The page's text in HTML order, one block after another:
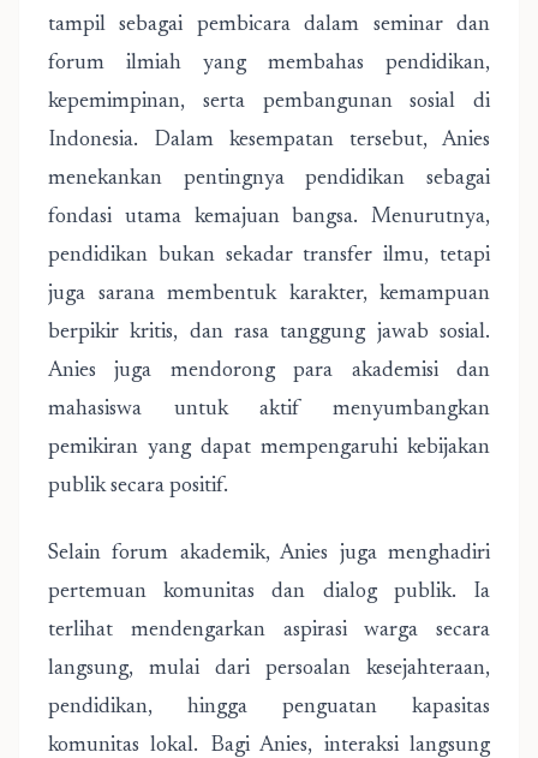
tampil sebagai pembicara dalam seminar dan
forum ilmiah yang membahas pendidikan,
kepemimpinan, serta pembangunan sosial di
Indonesia. Dalam kesempatan tersebut, Anies
menekankan pentingnya pendidikan sebagai
fondasi utama kemajuan bangsa. Menurutnya,
pendidikan bukan sekadar transfer ilmu, tetapi
juga sarana membentuk karakter, kemampuan
berpikir kritis, dan rasa tanggung jawab sosial.
Anies juga mendorong para akademisi dan
mahasiswa untuk aktif menyumbangkan
pemikiran yang dapat mempengaruhi kebijakan
publik secara positif.
Selain forum akademik, Anies juga menghadiri
pertemuan komunitas dan dialog publik. Ia
terlihat mendengarkan aspirasi warga secara
langsung, mulai dari persoalan kesejahteraan,
pendidikan, hingga penguatan kapasitas
komunitas lokal. Bagi Anies, interaksi langsung